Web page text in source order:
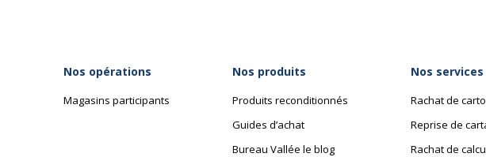
Nos opérations
Magasins participants
Nos produits
Produits reconditionnés
Guides d’achat
Bureau Vallée le blog
Nos services
Rachat de
Reprise de
Rachat de